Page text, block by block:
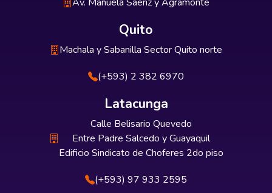
Quito
Machala y Sabanilla Sector Quito norte
(+593) 2 382 6970
Latacunga
Calle Belisario Quevedo
Entre Padre Salcedo y Guayaquil
Edificio Sindicato de Choferes 2do piso
(+593) 97 933 2595